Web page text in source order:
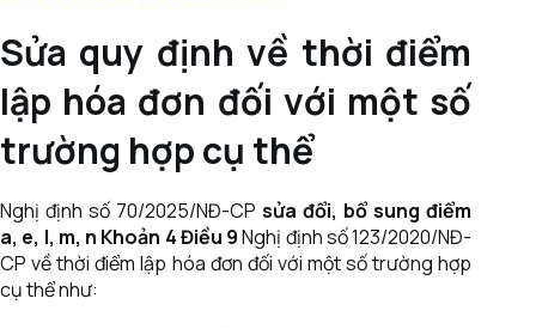
Sửa quy định về thời điểm
lập hóa đơn đối với một số
trường hợp cụ thể
Nghị định số 70/2025/NĐ-CPsửa đổi, bổ sung điểm
a, e, l, m, n Khoản 4 Điều 9Nghị định số 123/2020/NĐ-
CP về thời điểm lập hóa đơn đối với một số trường hợp
cụ thể như: